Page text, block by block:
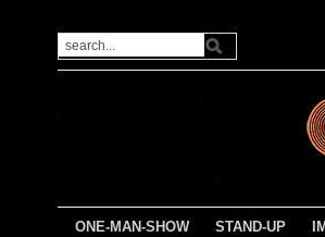
ONE-MAN-SHOW STAND-UP